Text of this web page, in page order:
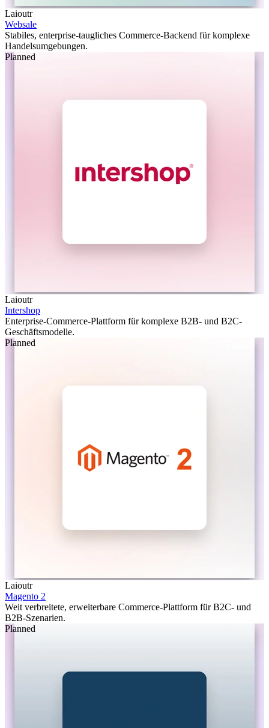
Laioutr
Websale
Stabiles, enterprise-taugliches Commerce-Backend für komplexe
Handelsumgebungen.
Planned
Laioutr
Intershop
Enterprise-Commerce-Plattform für komplexe B2B- und B2C-
Geschäftsmodelle.
Planned
Laioutr
Magento 2
Weit verbreitete, erweiterbare Commerce-Plattform für B2C- und
B2B-Szenarien.
Planned